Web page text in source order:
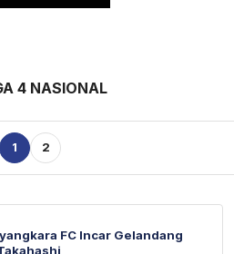
4 NASIONAL
1 2
FC Incar Gelandang